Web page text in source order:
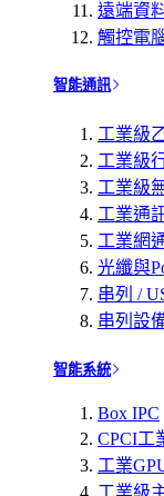
遠端資
觸控電
智能通訊
工業級
工業級
工業級
工業通
工業網
光纖與
串列 /
串列設
智能系統
Box IPC
CPCI工
工業
工業級